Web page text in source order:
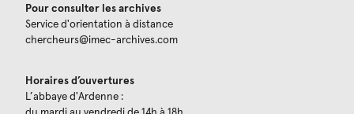
Pour consulter les archives
Service d'orientation à distance
chercheurs@imec-archives.com
Horaires d’ouvertures
L’abbaye d'Ardenne :